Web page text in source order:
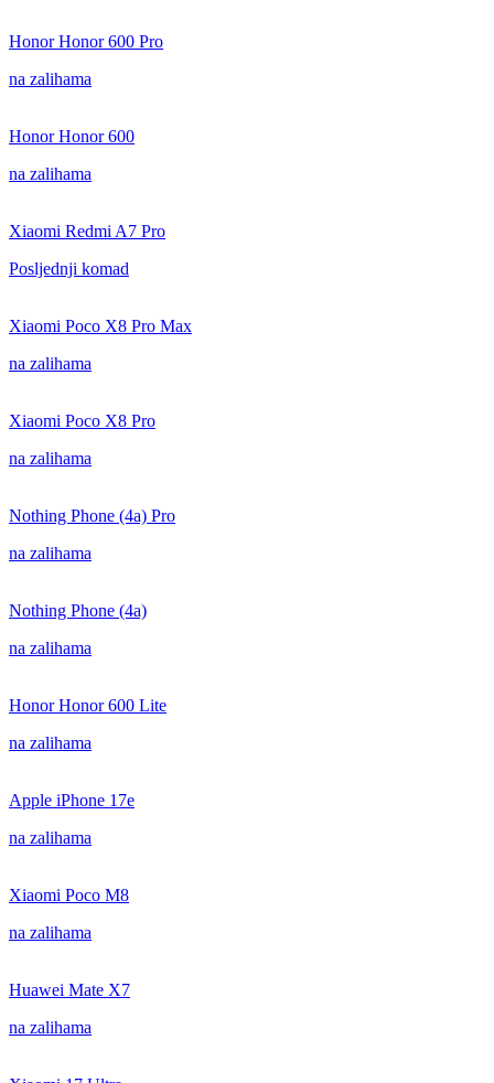
Honor Honor 600 Pro
na zalihama
Honor Honor 600
na zalihama
Xiaomi Redmi A7 Pro
Posljednji komad
Xiaomi Poco X8 Pro Max
na zalihama
Xiaomi Poco X8 Pro
na zalihama
Nothing Phone (4a) Pro
na zalihama
Nothing Phone (4a)
na zalihama
Honor Honor 600 Lite
na zalihama
Apple iPhone 17e
na zalihama
Xiaomi Poco M8
na zalihama
Huawei Mate X7
na zalihama